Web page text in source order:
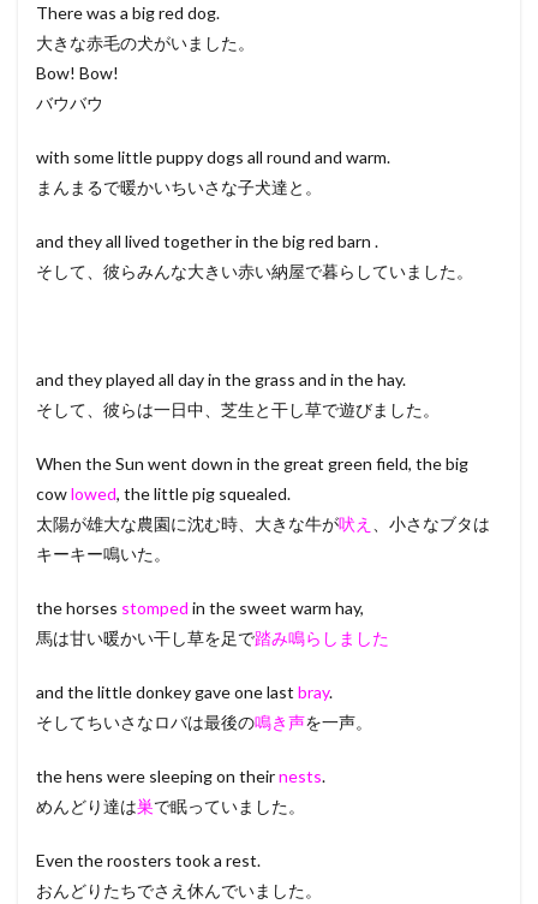
There was a big red dog.
大きな赤毛の犬がいました。
Bow! Bow!
バウバウ
with some little puppy dogs all round and warm.
まんまるで暖かいちいさな子犬達と。
and they all lived together in the big red barn .
そして、彼らみんな大きい赤い納屋で暮らしていました。
and they played all day in the grass and in the hay.
そして、彼らは一日中、芝生と干し草で遊びました。
When the Sun went down in the great green field, the big
cowlowed, the little pig squealed.
太陽が雄大な農園に沈む時、大きな牛が吠え
、小さなブタは
キーキー鳴いた。
the horses stomped in the sweet warm hay,
馬は甘い暖かい干し草を足で踏み鳴らしました
and the little donkey gave one last bray.
そしてちいさなロバは最後の鳴き声を一声。
the hens were sleeping on theirnests.
めんどり達は巣で眠っていました。
Even the roosters took a rest.
おんどりたちでさえ休んでいました。